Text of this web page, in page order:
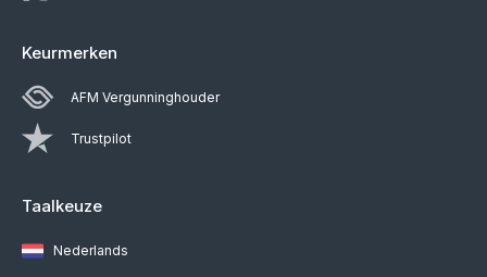
Keurmerken
AFM Vergunninghouder
Trustpilot
Taalkeuze
Nederlands